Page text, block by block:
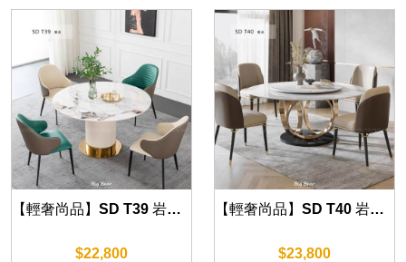
【輕奢尚品】SD T39 岩板餐桌 120cm/130cm/135cm/150cm
$22,800
【輕奢尚品】SD T40 岩板餐桌 120cm/130cm/135cm/150cm
$23,800